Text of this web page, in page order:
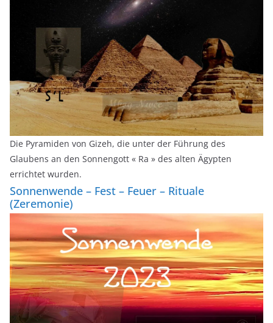
Die Pyramiden von Gizeh, die unter der Führung des
Glaubens an den Sonnengott « Ra » des alten Ägypten
errichtet wurden.
Sonnenwende – Fest – Feuer – Rituale
(Zeremonie)